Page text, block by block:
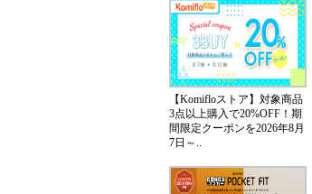
【Komifloストア】対象商品
3点以上購入で20%OFF！期
間限定クーポンを2026年8月
7日～..